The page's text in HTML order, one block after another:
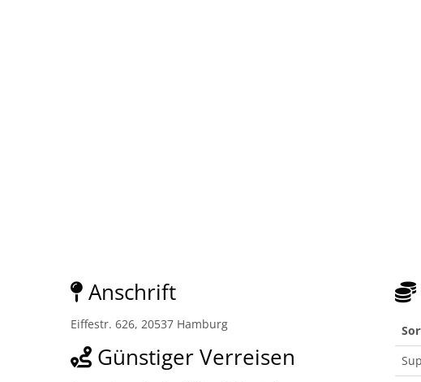
Anschrift
Eiffestr. 626, 20537 Hamburg
Günstiger Verreisen